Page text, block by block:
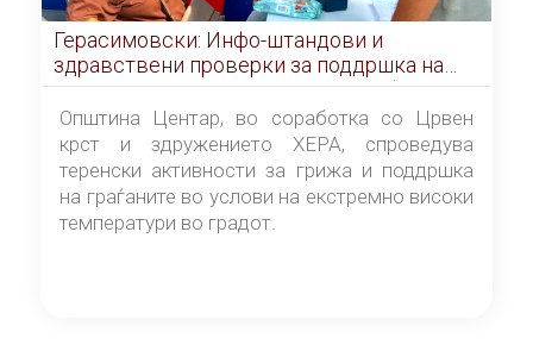
Герасимовски: Инфо-штандови и
здравствени проверки за поддршка на
граѓаните во услови на топлотен бран
Општина Центар, во соработка со Црвен
крст и здружението ХЕРА, спроведува
теренски активности за грижа и поддршка
на граѓаните во услови на екстремно високи
температури во градот.